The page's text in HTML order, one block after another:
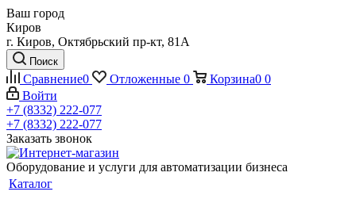
Ваш город
Киров
г. Киров, Октябрьский пр-кт, 81А
Поиск
Сравнение0 Отложенные 0 Корзина0 0
Войти
+7 (8332) 222-077
+7 (8332) 222-077
Заказать звонок
Оборудование и услуги для автоматизации бизнеса
Каталог